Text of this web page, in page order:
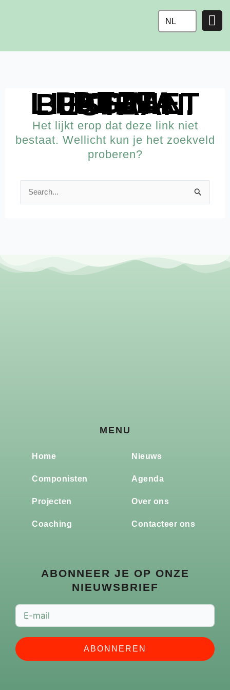
NL
DEZE PAGINA LIJKT NIET TE BESTAAN.
Het lijkt erop dat deze link niet
bestaat. Wellicht kun je het zoekveld
proberen?
Zoek
naar:
MENU
Home
Componisten
Projecten
Coaching
Nieuws
Agenda
Over ons
Contacteer ons
ABONNEER JE OP ONZE
NIEUWSBRIEF
ABONNEREN